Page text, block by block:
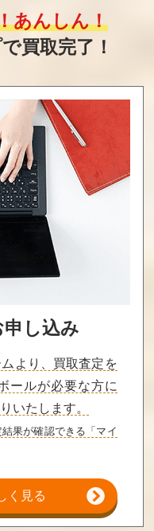
10,000
買取価格
10,000
カオスワールド
10,000
買取価格
9,600
快傑ヤンチャ丸
9,000
あんしん！
買取完了！
申し込み
より、買取査定を
ールが必要な方に
いたします。
果が確認できる「マイ
く見る